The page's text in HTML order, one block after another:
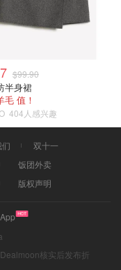
$99.90
半身裙
毛 值！
404人感兴趣
双十一
饭团外卖
版权声明
核实后发布折